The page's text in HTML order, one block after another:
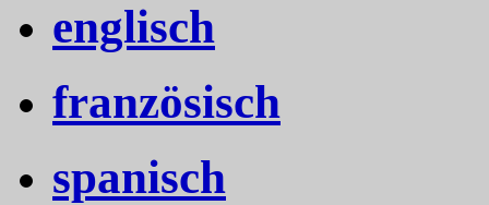
englisch
französisch
spanisch